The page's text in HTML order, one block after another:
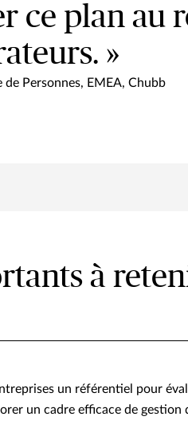
ce plan au
»
Personnes, EMEA, Chubb
à
un référentiel pour
un cadre efficace de gestion